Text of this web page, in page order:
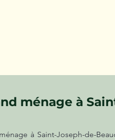
ménage à
à Saint-Joseph-de-